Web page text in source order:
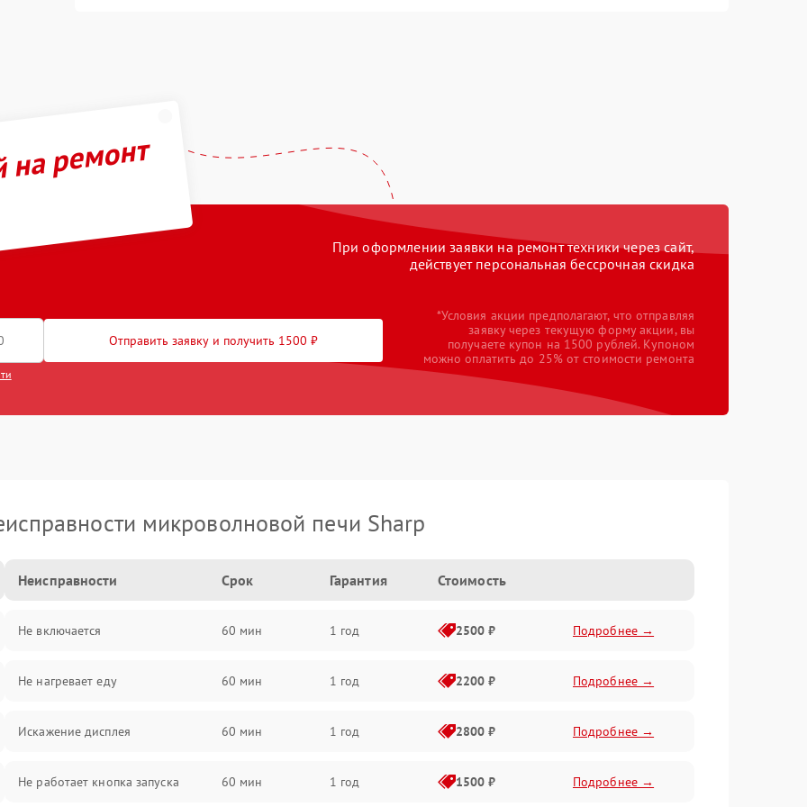
ремонт
При оформлении заявки на ремонт техники через сайт,
действует персональная бессрочная скидка
Отправить заявку и получить 1500 ₽
*Условия акции предполагают, что отправляя
заявку через текущую форму акции, вы
получаете купон на 1500 рублей. Купоном
можно оплатить до 25% от стоимости ремонта
микроволновой печи Sharp
Неисправности Срок Гарантия Стоимость
Не включается 60 мин 1 год 2500 ₽ Подробнее →
Не нагревает еду 60 мин 1 год 2200 ₽ Подробнее →
Искажение дисплея 60 мин 1 год 2800 ₽ Подробнее →
Не работает кнопка запуска 60 мин 1 год 1500 ₽ Подробнее →